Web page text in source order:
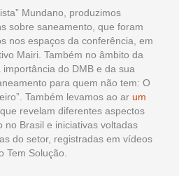
Mundano, produzimos
sobre saneamento, que foram
nos espaços da conferência, em
Mairi. Também no âmbito da
do DMB e da sua
para quem não tem: O
Também levamos ao ar um
revelam diferentes aspectos
no Brasil e iniciativas voltadas
do setor, registradas em vídeos
Tem Solução.